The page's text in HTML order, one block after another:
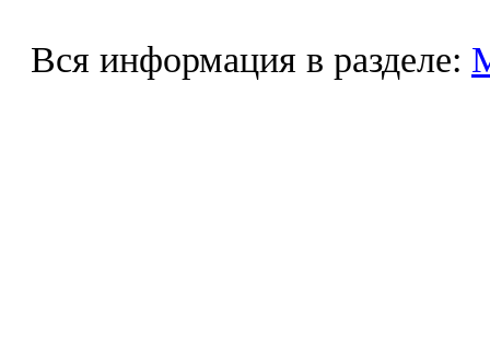
Вся информация в разделе: